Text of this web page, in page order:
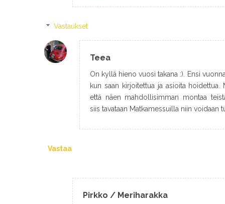
Vastaukset
Teea
On kyllä hieno vuosi takana :). Ensi
kun saan kirjoitettua ja asioita
että näen mahdollisimman montaa
siis tavataan Matkamessuilla niin voidaan
Vastaa
Pirkko / Meriharakka